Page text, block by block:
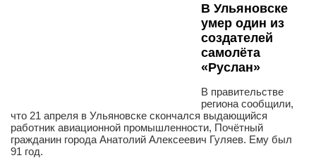
В Ульяновске
умер один из
создателей
самолёта
«Руслан»
В правительстве
региона сообщили,
что 21 апреля в Ульяновске скончался выдающийся
работник авиационной промышленности, Почётный
гражданин города Анатолий Алексеевич Гуляев. Ему был
91 год.